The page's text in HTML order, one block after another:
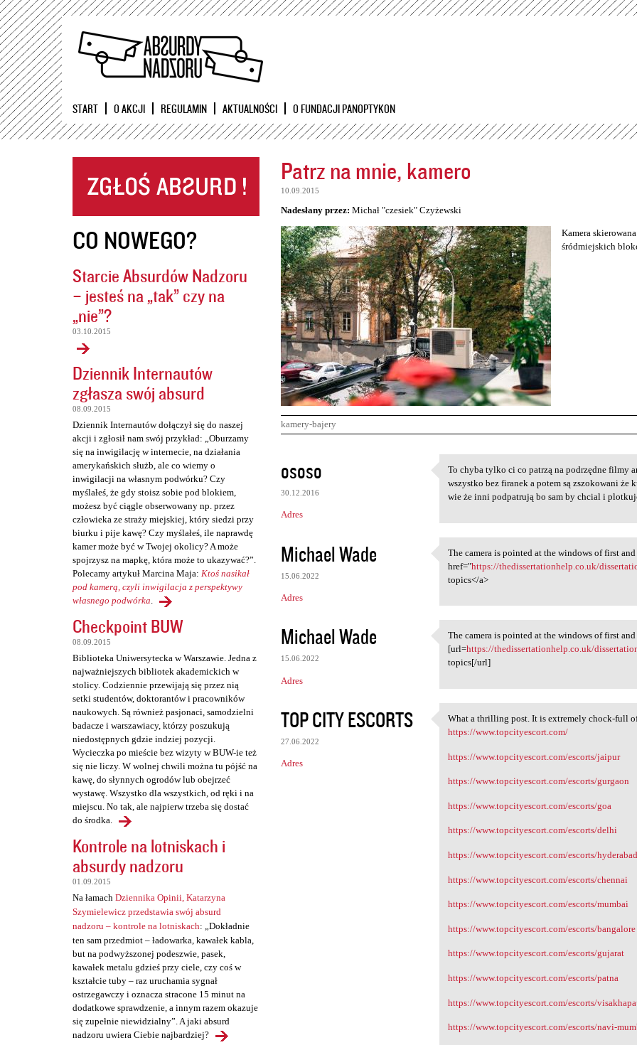
Przejdź
START O AKCJI REGULAMIN AKTUALNOŚCI O FUNDACJI PANOPTYKON
CO NOWEGO?
Starcie Absurdów Nadzoru
– jesteś na „tak” czy na
„nie”?
03.10.2015
Dziennik Internautów
zgłasza swój absurd
08.09.2015
Dziennik Internautów dołączył się do naszej
akcji i zgłosił nam swój przykład: „Oburzamy
się na inwigilację w internecie, na działania
amerykańskich służb, ale co wiemy o
inwigilacji na własnym podwórku? Czy
myślałeś, że gdy stoisz sobie pod blokiem,
możesz być ciągle obserwowany np. przez
człowieka ze straży miejskiej, który siedzi przy
biurku i pije kawę? Czy myślałeś, ile naprawdę
kamer może być w Twojej okolicy? A może
spojrzysz na mapkę, która może to ukazywać?”.
Polecamy artykuł Marcina Maja: Ktoś nasikał
pod kamerą, czyli inwigilacja z perspektywy
własnego podwórka.
Checkpoint BUW
08.09.2015
Biblioteka Uniwersytecka w Warszawie. Jedna z
najważniejszych bibliotek akademickich w
stolicy. Codziennie przewijają się przez nią
setki studentów, doktorantów i pracowników
naukowych. Są również pasjonaci, samodzielni
badacze i warszawiacy, którzy poszukują
niedostępnych gdzie indziej pozycji.
Wycieczka po mieście bez wizyty w BUW-ie też
się nie liczy. W wolnej chwili można tu pójść na
kawę, do słynnych ogrodów lub obejrzeć
wystawę. Wszystko dla wszystkich, od ręki i na
miejscu. No tak, ale najpierw trzeba się dostać
do środka.
Kontrole na lotniskach i
absurdy nadzoru
01.09.2015
Na łamach Dziennika Opinii, Katarzyna
Szymielewicz przedstawia swój absurd
nadzoru – kontrole na lotniskach: „Dokładnie
ten sam przedmiot – ładowarka, kawałek kabla,
but na podwyższonej podeszwie, pasek,
kawałek metalu gdzieś przy ciele, czy coś w
kształcie tuby – raz uruchamia sygnał
ostrzegawczy i oznacza stracone 15 minut na
dodatkowe sprawdzenie, a innym razem okazuje
się zupełnie niewidzialny”. A jaki absurd
nadzoru uwiera Ciebie najbardziej?
Patrz na mnie, kamero
10.09.2015
Nadesłany przez: Michał "czesiek" Czyżewski
Kamera
śródmiejskich
kamery-bajery
K
o
m
e
n
t
a
r
e
ososo
30.12.2016
Adres
To chyba tylko ci co patrzą
To chyba tylko ci co patrzą na podrzędne filmy
wszystko bez firanek a potem są zszokowani że
wie że inni podpatrują bo sam by chcial i
Michael Wade
15.06.2022
Adres
The camera is pointed at the
The camera is pointed at the windows of first
href="https://thedissertationhelp.co.uk/
topics</a>
Michael Wade
15.06.2022
Adres
The camera is pointed at the
The camera is pointed at the windows of first
[url=https://thedissertationhelp.co.uk/
topics[/url]
TOP CITY ESCORTS
27.06.2022
Adres
What a thrilling post. It is
What a thrilling post. It is extremely chock-full
https://www.topcityescort.com/
https://www.topcityescort.com/escorts/jaipur
https://www.topcityescort.com/escorts/gurgaon
https://www.topcityescort.com/escorts/goa
https://www.topcityescort.com/escorts/delhi
https://www.topcityescort.com/escorts/hyderabad
https://www.topcityescort.com/escorts/chennai
https://www.topcityescort.com/escorts/mumbai
https://www.topcityescort.com/escorts/bangalore
https://www.topcityescort.com/escorts/gujarat
https://www.topcityescort.com/escorts/patna
https://www.topcityescort.com/escorts/
https://www.topcityescort.com/escorts/navi-